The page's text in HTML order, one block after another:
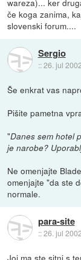
wareza)... ker
če koga zanima,
slovenski forum....
Sergio
::26. jul
Še enkrat vas
Pišite pametna
"Danes sem hotel
je narobe?
Ne omenjajte
omenjajte "da ste
normale.
para-site
::26. jul